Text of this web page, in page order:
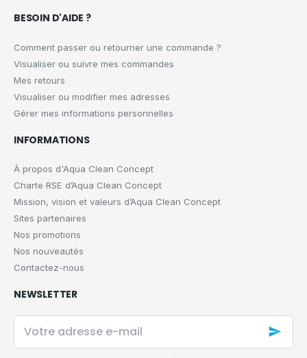
BESOIN D'AIDE ?
Comment passer ou retourner une commande ?
Visualiser ou suivre mes commandes
Mes retours
Visualiser ou modifier mes adresses
Gérer mes informations personnelles
INFORMATIONS
À propos d'Aqua Clean Concept
Charte RSE d’Aqua Clean Concept
Mission, vision et valeurs d’Aqua Clean Concept
Sites partenaires
Nos promotions
Nos nouveautés
Contactez-nous
NEWSLETTER
Votre
adresse
e-